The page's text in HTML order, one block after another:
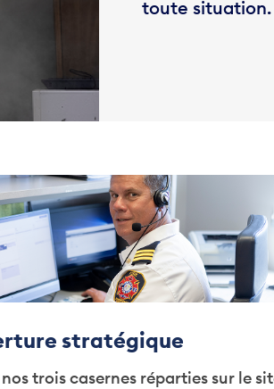
toute situation.
stratégique
trois casernes réparties sur le